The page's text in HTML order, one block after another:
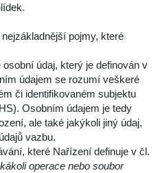
pojmy, které
údaj, který je definován v
údajem se rozumí veškeré
či identifikovaném subjektu
Osobním údajem je tedy
ale také jakýkoli jiný údaj,
vazbu.
které Nařízení definuje v čl.
operace nebo soubor